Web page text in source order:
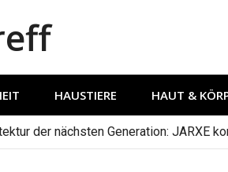
HAUSTIERE HAUT &
der nächsten Generation: JARXE